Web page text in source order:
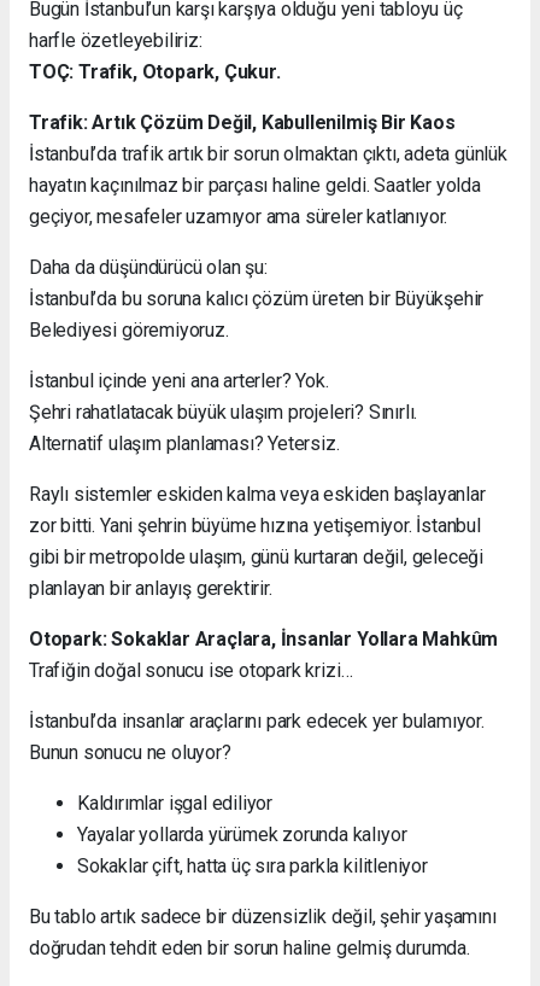
Bugün İstanbul’un karşı karşıya olduğu yeni tabloyu üç
harfle özetleyebiliriz:
TOÇ: Trafik, Otopark, Çukur.
Trafik: Artık Çözüm Değil, Kabullenilmiş Bir Kaos
İstanbul’da trafik artık bir sorun olmaktan çıktı, adeta günlük
hayatın kaçınılmaz bir parçası haline geldi. Saatler yolda
geçiyor, mesafeler uzamıyor ama süreler katlanıyor.
Daha da düşündürücü olan şu:
İstanbul’da bu soruna kalıcı çözüm üreten bir Büyükşehir
Belediyesi göremiyoruz.
İstanbul içinde yeni ana arterler? Yok.
Şehri rahatlatacak büyük ulaşım projeleri? Sınırlı.
Alternatif ulaşım planlaması? Yetersiz.
Raylı sistemler eskiden kalma veya eskiden başlayanlar
zor bitti. Yani şehrin büyüme hızına yetişemiyor. İstanbul
gibi bir metropolde ulaşım, günü kurtaran değil, geleceği
planlayan bir anlayış gerektirir.
Otopark: Sokaklar Araçlara, İnsanlar Yollara Mahkûm
Trafiğin doğal sonucu ise otopark krizi…
İstanbul’da insanlar araçlarını park edecek yer bulamıyor.
Bunun sonucu ne oluyor?
Kaldırımlar işgal ediliyor
Yayalar yollarda yürümek zorunda kalıyor
Sokaklar çift, hatta üç sıra parkla kilitleniyor
Bu tablo artık sadece bir düzensizlik değil, şehir yaşamını
doğrudan tehdit eden bir sorun haline gelmiş durumda.